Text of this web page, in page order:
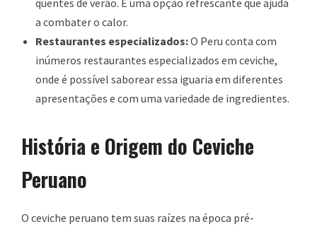
quentes de verão. É uma opção refrescante que ajuda
a combater o calor.
Restaurantes especializados:O Peru conta com
inúmeros restaurantes especializados em ceviche,
onde é possível saborear essa iguaria em diferentes
apresentações e com uma variedade de ingredientes.
História e Origem do Ceviche
Peruano
O ceviche peruano tem suas raízes na época pré-